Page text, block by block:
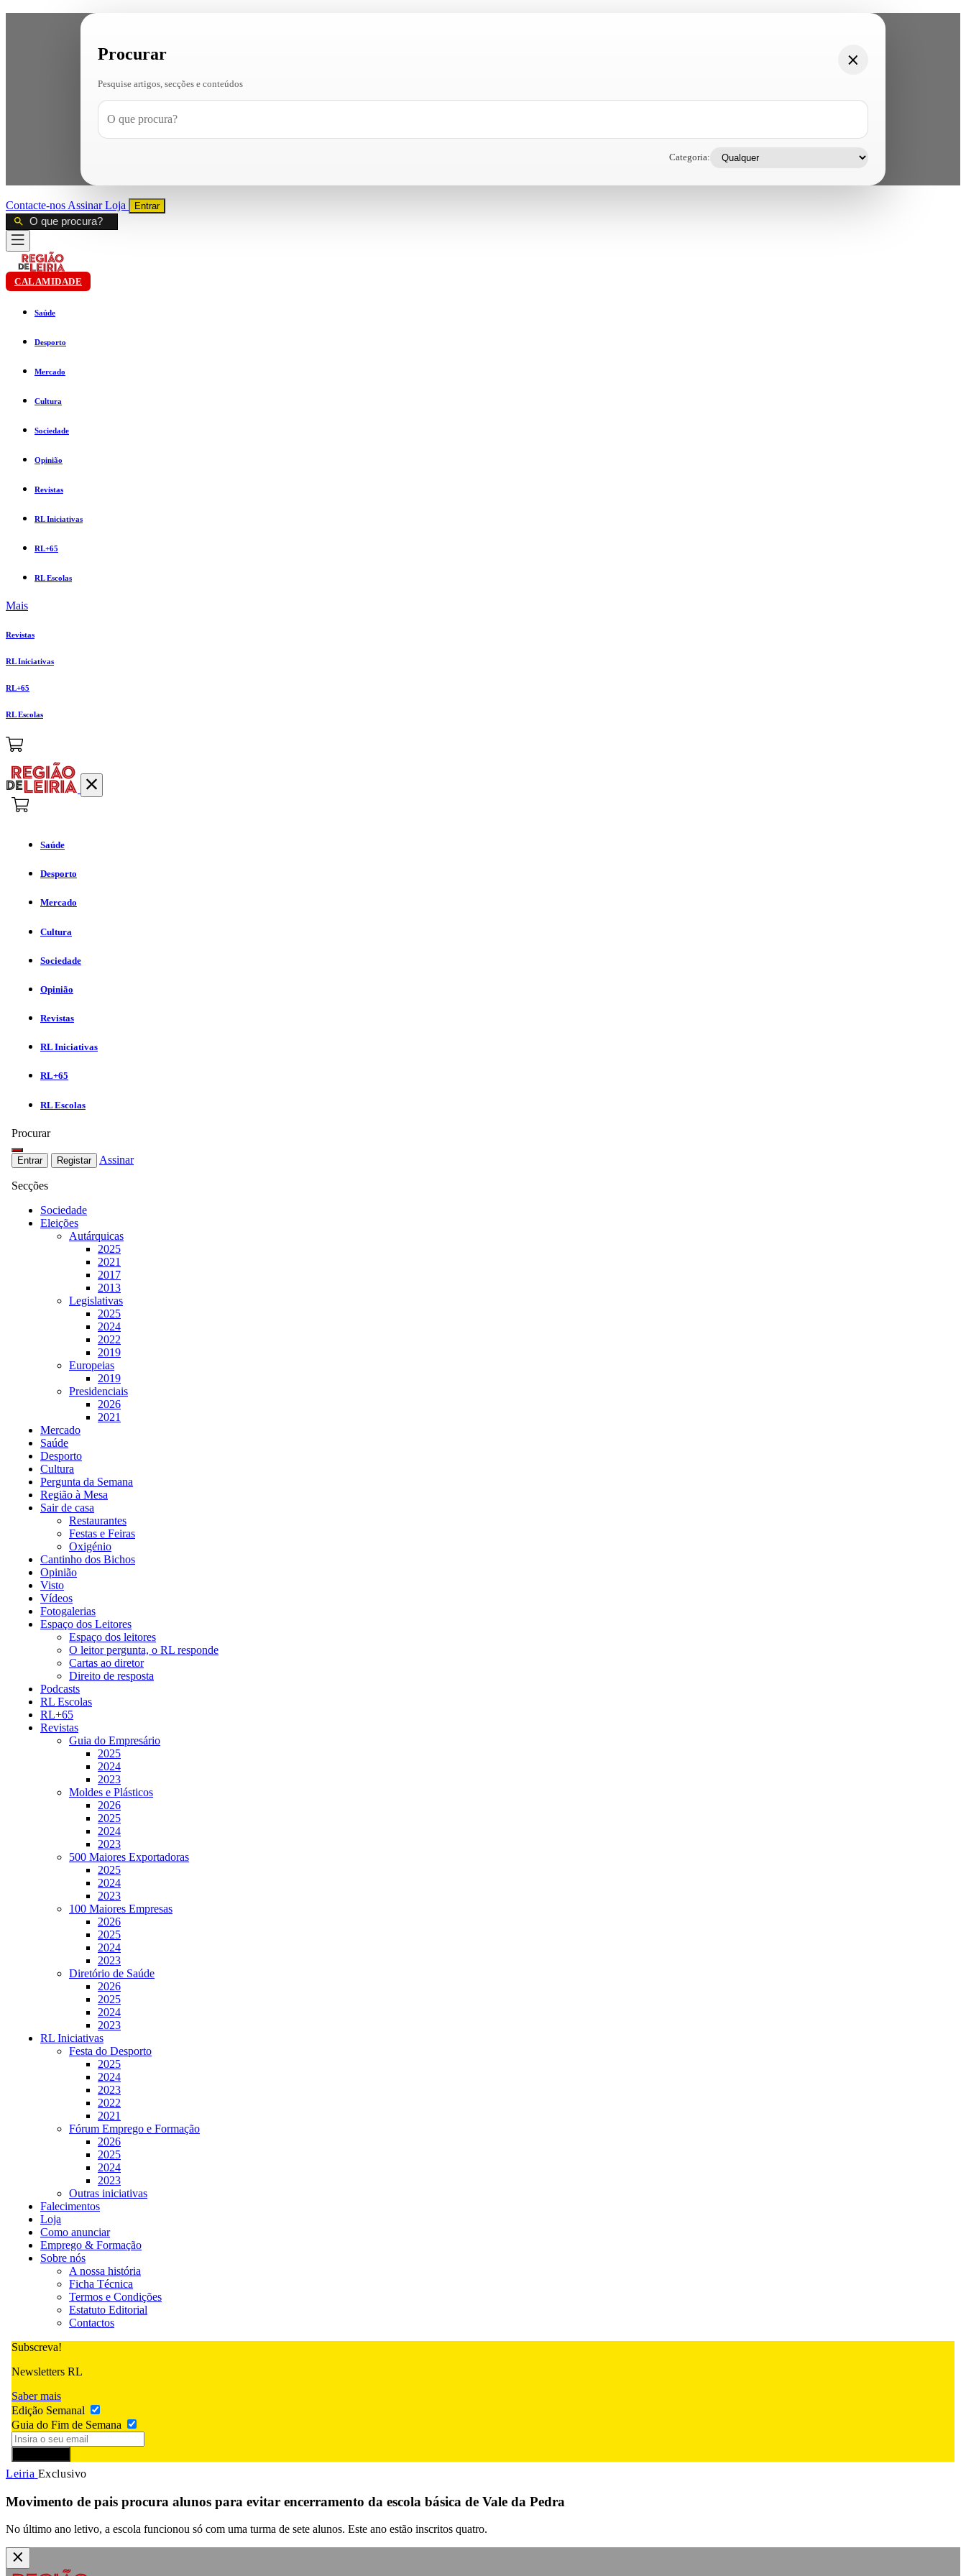
Procurar
Pesquise artigos, secções e conteúdos
Categoria:
Contacte-nos AssinarLoja Entrar
CALAMIDADE
Saúde
Desporto
Mercado
Cultura
Sociedade
Opinião
Revistas
RL Iniciativas
RL+65
RL Escolas
Mais
Revistas
RL Iniciativas
RL+65
RL Escolas
Saúde
Desporto
Mercado
Cultura
Sociedade
Opinião
Revistas
RL Iniciativas
RL+65
RL Escolas
Procurar
Entrar Registar Assinar
Secções
Sociedade
Eleições
Autárquicas
2025
2021
2017
2013
Legislativas
2025
2024
2022
2019
Europeias
2019
Presidenciais
2026
2021
Mercado
Saúde
Desporto
Cultura
Pergunta da Semana
Região à Mesa
Sair de casa
Restaurantes
Festas e Feiras
Oxigénio
Cantinho dos Bichos
Opinião
Visto
Vídeos
Fotogalerias
Espaço dos Leitores
Espaço dos leitores
O leitor pergunta, o RL responde
Cartas ao diretor
Direito de resposta
Podcasts
RL Escolas
RL+65
Revistas
Guia do Empresário
2025
2024
2023
Moldes e Plásticos
2026
2025
2024
2023
500 Maiores Exportadoras
2025
2024
2023
100 Maiores Empresas
2026
2025
2024
2023
Diretório de Saúde
2026
2025
2024
2023
RL Iniciativas
Festa do Desporto
2025
2024
2023
2022
2021
Fórum Emprego e Formação
2026
2025
2024
2023
Outras iniciativas
Falecimentos
Loja
Como anunciar
Emprego & Formação
Sobre nós
A nossa história
Ficha Técnica
Termos e Condições
Estatuto Editorial
Contactos
Subscreva!
Newsletters RL
Saber mais
Edição Semanal
Guia do Fim de Semana
Leiria Exclusivo
Movimento de pais procura alunos para evitar encerramento da escola básica de Vale da Pedra
No último ano letivo, a escola funcionou só com uma turma de sete alunos. Este ano estão inscritos quatro.